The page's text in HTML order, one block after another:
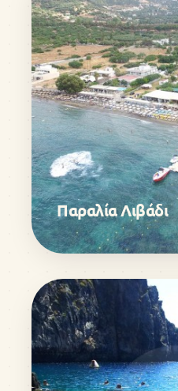
Παραλία Λιβάδι